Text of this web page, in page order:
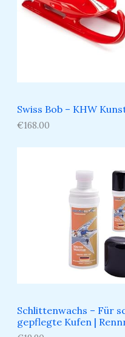
Swiss Bob – KHW
€168.00
Schlittenwachs – Für
gepflegte Kufen​ |